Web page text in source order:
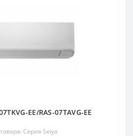
EE/RAS-07TAVG-EE
Серия Seiya